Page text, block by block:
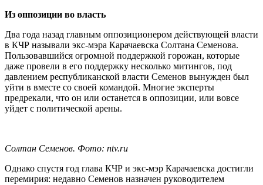
Из оппозиции во власть
Два года назад главным оппозиционером действующей власти
в КЧР называли экс-мэра Карачаевска Солтана Семенова.
Пользовавшийся огромной поддержкой горожан, которые
даже провели в его поддержку несколько митингов, под
давлением республиканской власти Семенов вынужден был
уйти в вместе со своей командой. Многие эксперты
предрекали, что он или останется в оппозиции, или вовсе
уйдет с политической арены.
Солтан Семенов. Фото: ntv.ru
Однако спустя год глава КЧР и экс-мэр Карачаевска достигли
перемирия: недавно Семенов назначен руководителем